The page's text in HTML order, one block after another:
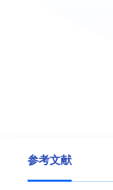
参考文献